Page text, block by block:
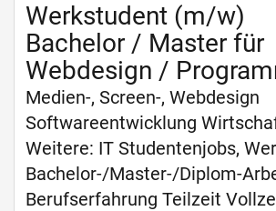
Werkstudent (m/w)
Bachelor / Master für
Webdesign /
Medien-, Screen-, Webdesign
Softwareentwicklung
Weitere: IT Studentenjobs,
Bachelor-/Master-/Diplom-
Berufserfahrung Teilzeit